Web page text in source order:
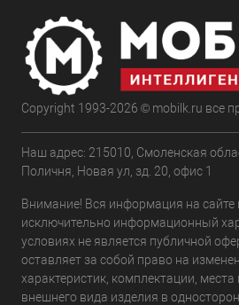
Copyright 1993-2026 © mobilk.ru все
Наш адрес: 215010, Смоленская
Поличня, Новая ул, зд. 20, офис 1
Внимание! Вся информация на сайте
исключительно информационный
условиях не является публичной
оставляет за собой право на
характеристик, комплектации,
внешнего вида изделия в